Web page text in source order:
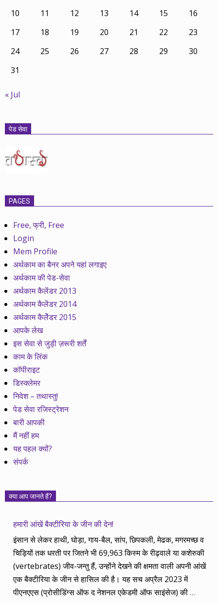
10
11 12 13 14 15
16
17
18 19 20 21 22
23
24
25 26 27 28 29
30
31
« Jul
पेड सेवा
PAGES
Free, फ्री, Free
Login
Mem Profile
अर्थकाम का बैनर अपने यहां लगाइए
अर्थकाम की पेड-सेवा
अर्थकाम कैलेंडर 2013
अर्थकाम कैलेंडर 2014
अर्थकाम कैलेेंडर 2015
आपके लेख
इस सेवा से जुड़ी ज़रूरी शर्तें
काम के लिंक
कॉपीराइट
डिस्क्लेमर
निवेश – तथास्तु!
पेड सेवा रजिस्ट्रेशन
बारी आपकी
मैं नहीं हम
यह पहल क्यों?
संपर्क
क्या आप जानते हैं?
हमारी आंखें बैक्टीरिया के जीन की देन!
इंसान से लेकर हाथी, घोड़ा, गाय-बैल, सांप, छिपकली, मेढक, मगरमच्छ व
चिड़ियों तक धरती पर जितने भी 69,963 किस्म के रीढ़वाले या कशेरुकी
(vertebrates) जीव-जन्तु हैं, उन्होंने देखने की क्षमता वाली अपनी आंखें
एक बैक्टीरिया के जीन से हासिल की है। यह सच अप्रैल 2023 में
पीएनएएस (प्रोसीडिंग्स ऑफ द नेशनल एकेडमी ऑफ साइंसेज) की…